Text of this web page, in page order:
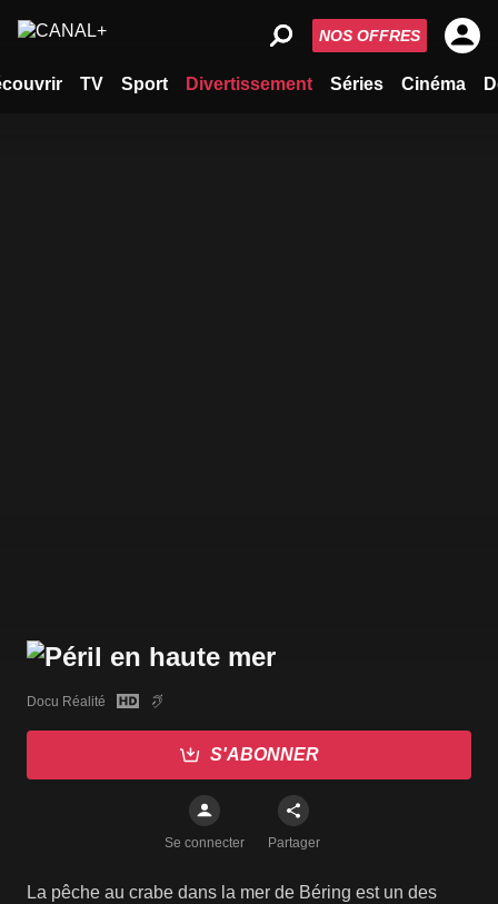
TV Sport Divertissement Séries Cinéma
NOS OFFRES
Docu Réalité
S'ABONNER
Se connecter Partager
La pêche au crabe dans la mer de Béring est un des